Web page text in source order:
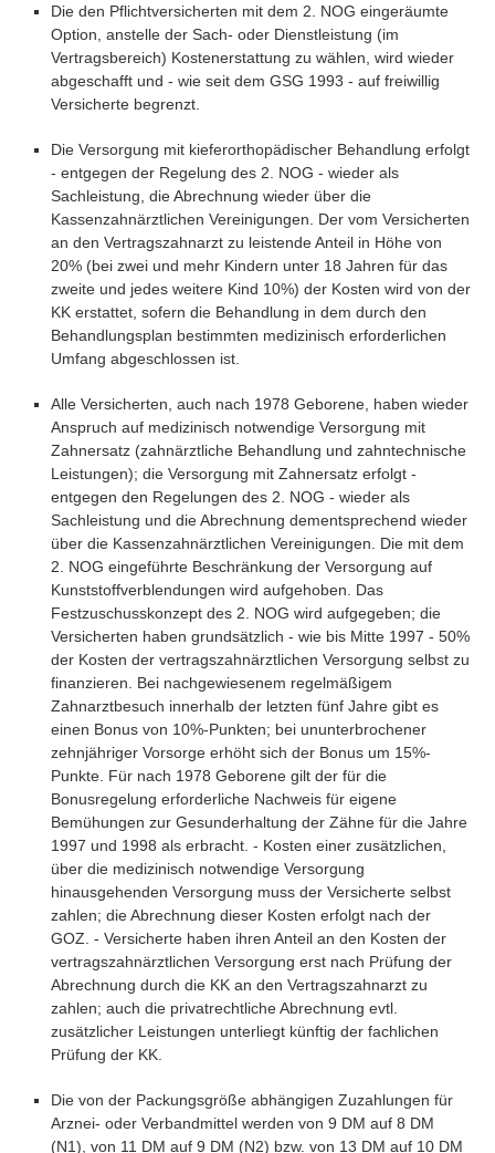
Die den Pflichtversicherten mit dem 2. NOG eingeräumte
Option, anstelle der Sach- oder Dienstleistung (im
Vertragsbereich) Kostenerstattung zu wählen, wird wieder
abgeschafft und - wie seit dem GSG 1993 - auf freiwillig
Versicherte begrenzt.
Die Versorgung mit kieferorthopädischer Behandlung erfolgt
- entgegen der Regelung des 2. NOG - wieder als
Sachleistung, die Abrechnung wieder über die
Kassenzahnärztlichen Vereinigungen. Der vom Versicherten
an den Vertragszahnarzt zu leistende Anteil in Höhe von
20% (bei zwei und mehr Kindern unter 18 Jahren für das
zweite und jedes weitere Kind 10%) der Kosten wird von der
KK erstattet, sofern die Behandlung in dem durch den
Behandlungsplan bestimmten medizinisch erforderlichen
Umfang abgeschlossen ist.
Alle Versicherten, auch nach 1978 Geborene, haben wieder
Anspruch auf medizinisch notwendige Versorgung mit
Zahnersatz (zahnärztliche Behandlung und zahntechnische
Leistungen); die Versorgung mit Zahnersatz erfolgt -
entgegen den Regelungen des 2. NOG - wieder als
Sachleistung und die Abrechnung dementsprechend wieder
über die Kassenzahnärztlichen Vereinigungen. Die mit dem
2. NOG eingeführte Beschränkung der Versorgung auf
Kunststoffverblendungen wird aufgehoben. Das
Festzuschusskonzept des 2. NOG wird aufgegeben; die
Versicherten haben grundsätzlich - wie bis Mitte 1997 - 50%
der Kosten der vertragszahnärztlichen Versorgung selbst zu
finanzieren. Bei nachgewiesenem regelmäßigem
Zahnarztbesuch innerhalb der letzten fünf Jahre gibt es
einen Bonus von 10%-Punkten; bei ununterbrochener
zehnjähriger Vorsorge erhöht sich der Bonus um 15%-
Punkte. Für nach 1978 Geborene gilt der für die
Bonusregelung erforderliche Nachweis für eigene
Bemühungen zur Gesunderhaltung der Zähne für die Jahre
1997 und 1998 als erbracht. - Kosten einer zusätzlichen,
über die medizinisch notwendige Versorgung
hinausgehenden Versorgung muss der Versicherte selbst
zahlen; die Abrechnung dieser Kosten erfolgt nach der
GOZ. - Versicherte haben ihren Anteil an den Kosten der
vertragszahnärztlichen Versorgung erst nach Prüfung der
Abrechnung durch die KK an den Vertragszahnarzt zu
zahlen; auch die privatrechtliche Abrechnung evtl.
zusätzlicher Leistungen unterliegt künftig der fachlichen
Prüfung der KK.
Die von der Packungsgröße abhängigen Zuzahlungen für
Arznei- oder Verbandmittel werden von 9 DM auf 8 DM
(N1), von 11 DM auf 9 DM (N2) bzw. von 13 DM auf 10 DM